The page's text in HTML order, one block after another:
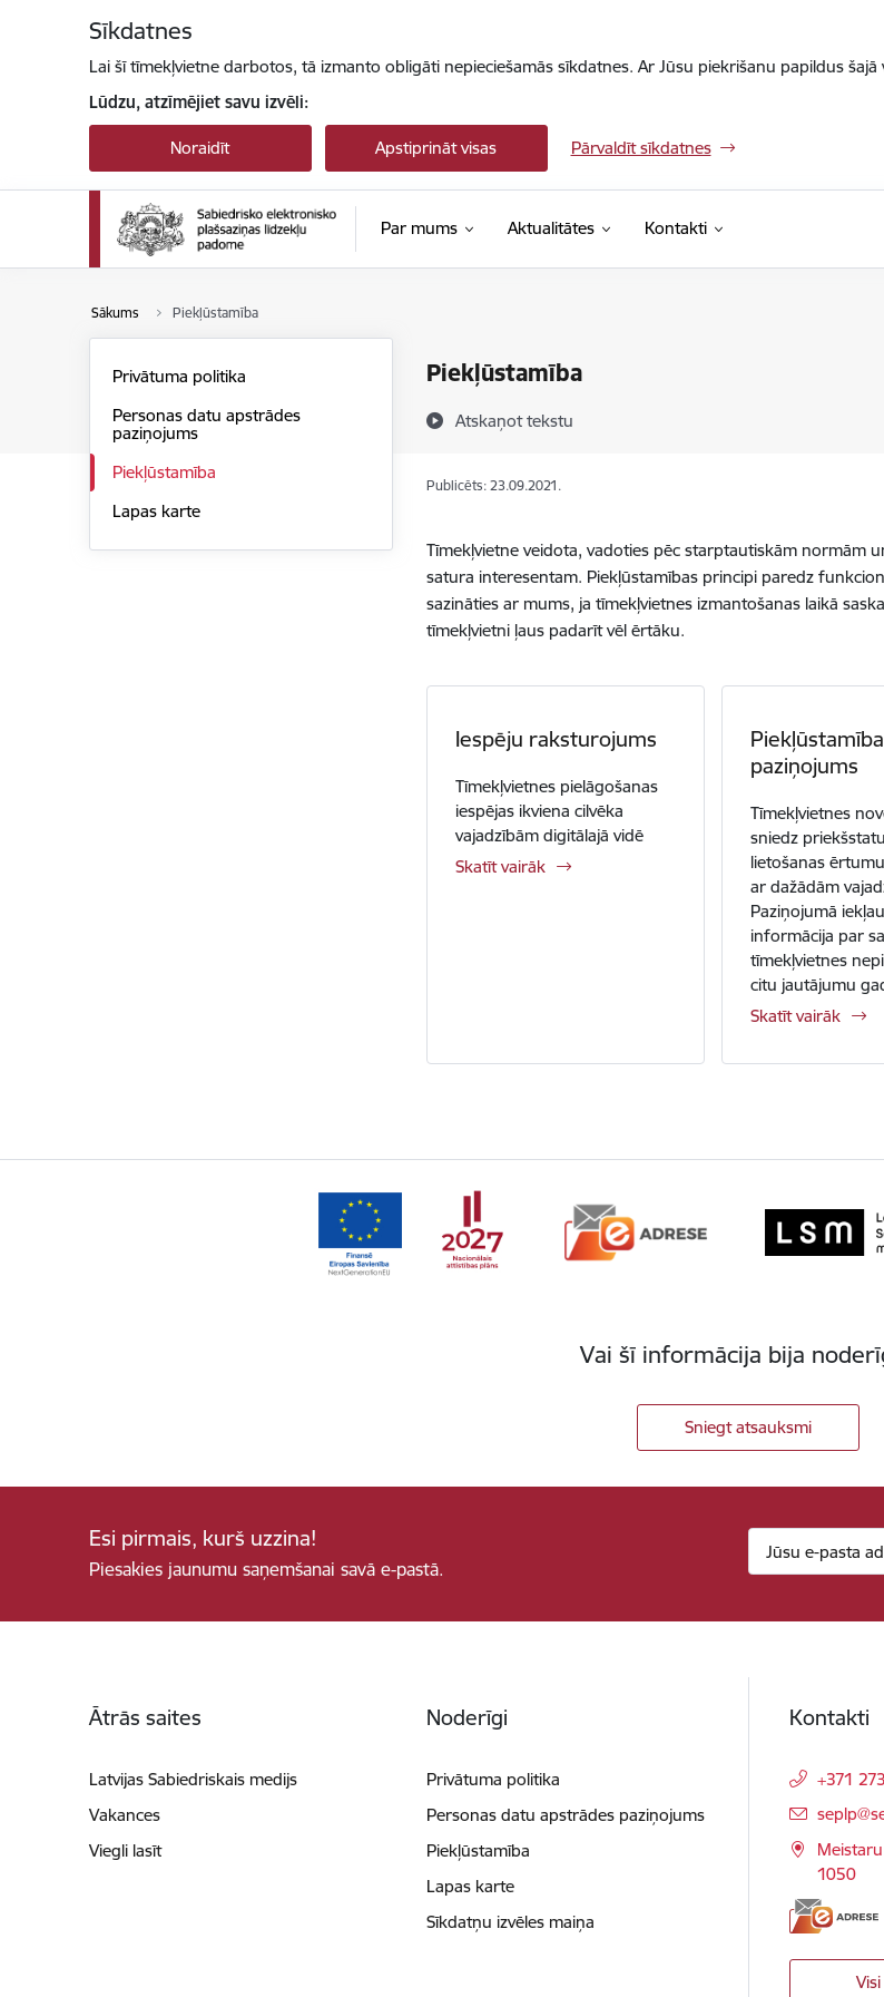
Sīkdatnes
Lai šī tīmekļvietne darbotos, tā izmanto obligāti nepieciešamās sīkdatnes. Ar Jūsu piekrišanu papildus
Lūdzu, atzīmējiet savu izvēli:
Noraidīt Apstiprināt visas Pārvaldīt sīkdatnes
Par mums Aktualitātes Kontakti
Sākums Piekļūstamība
Piekļūstamība
Atskaņot tekstu
Privātuma politika
Personas datu apstrādes
paziņojums
Piekļūstamība
Lapas karte
Publicēts: 23.09.2021.
Tīmekļvietne veidota, vadoties pēc starptautiskām normām
satura interesentam. Piekļūstamības principi paredz
sazināties ar mums, ja tīmekļvietnes izmantošanas laikā
tīmekļvietni ļaus padarīt vēl ērtāku.
Iespēju raksturojums
Tīmekļvietnes pielāgošanas
iespējas ikviena cilvēka
vajadzībām digitālajā vidē
Skatīt vairāk
paziņojums
Tīmekļvietnes
sniedz
lietošanas
ar dažādām
Paziņojumā
informācija par
tīmekļvietnes
citu jautājumu
Skatīt vairāk
Vai šī informācija bija
Sniegt atsauksmi
Esi pirmais, kurš uzzina!
Piesakies jaunumu saņemšanai savā e-pastā.
Ātrās saites
Latvijas Sabiedriskais medijs
Vakances
Viegli lasīt
Noderīgi
Privātuma politika
Personas datu apstrādes paziņojums
Piekļūstamība
Lapas karte
Sīkdatņu izvēles maiņa
Kontakti
+371
E-pasts:
1050